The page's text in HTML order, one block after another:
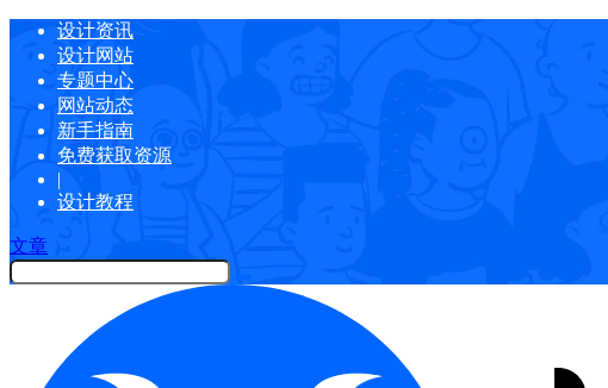
设计资讯
设计网站
专题中心
网站动态
新手指南
免费获取资源
|
设计教程
文章